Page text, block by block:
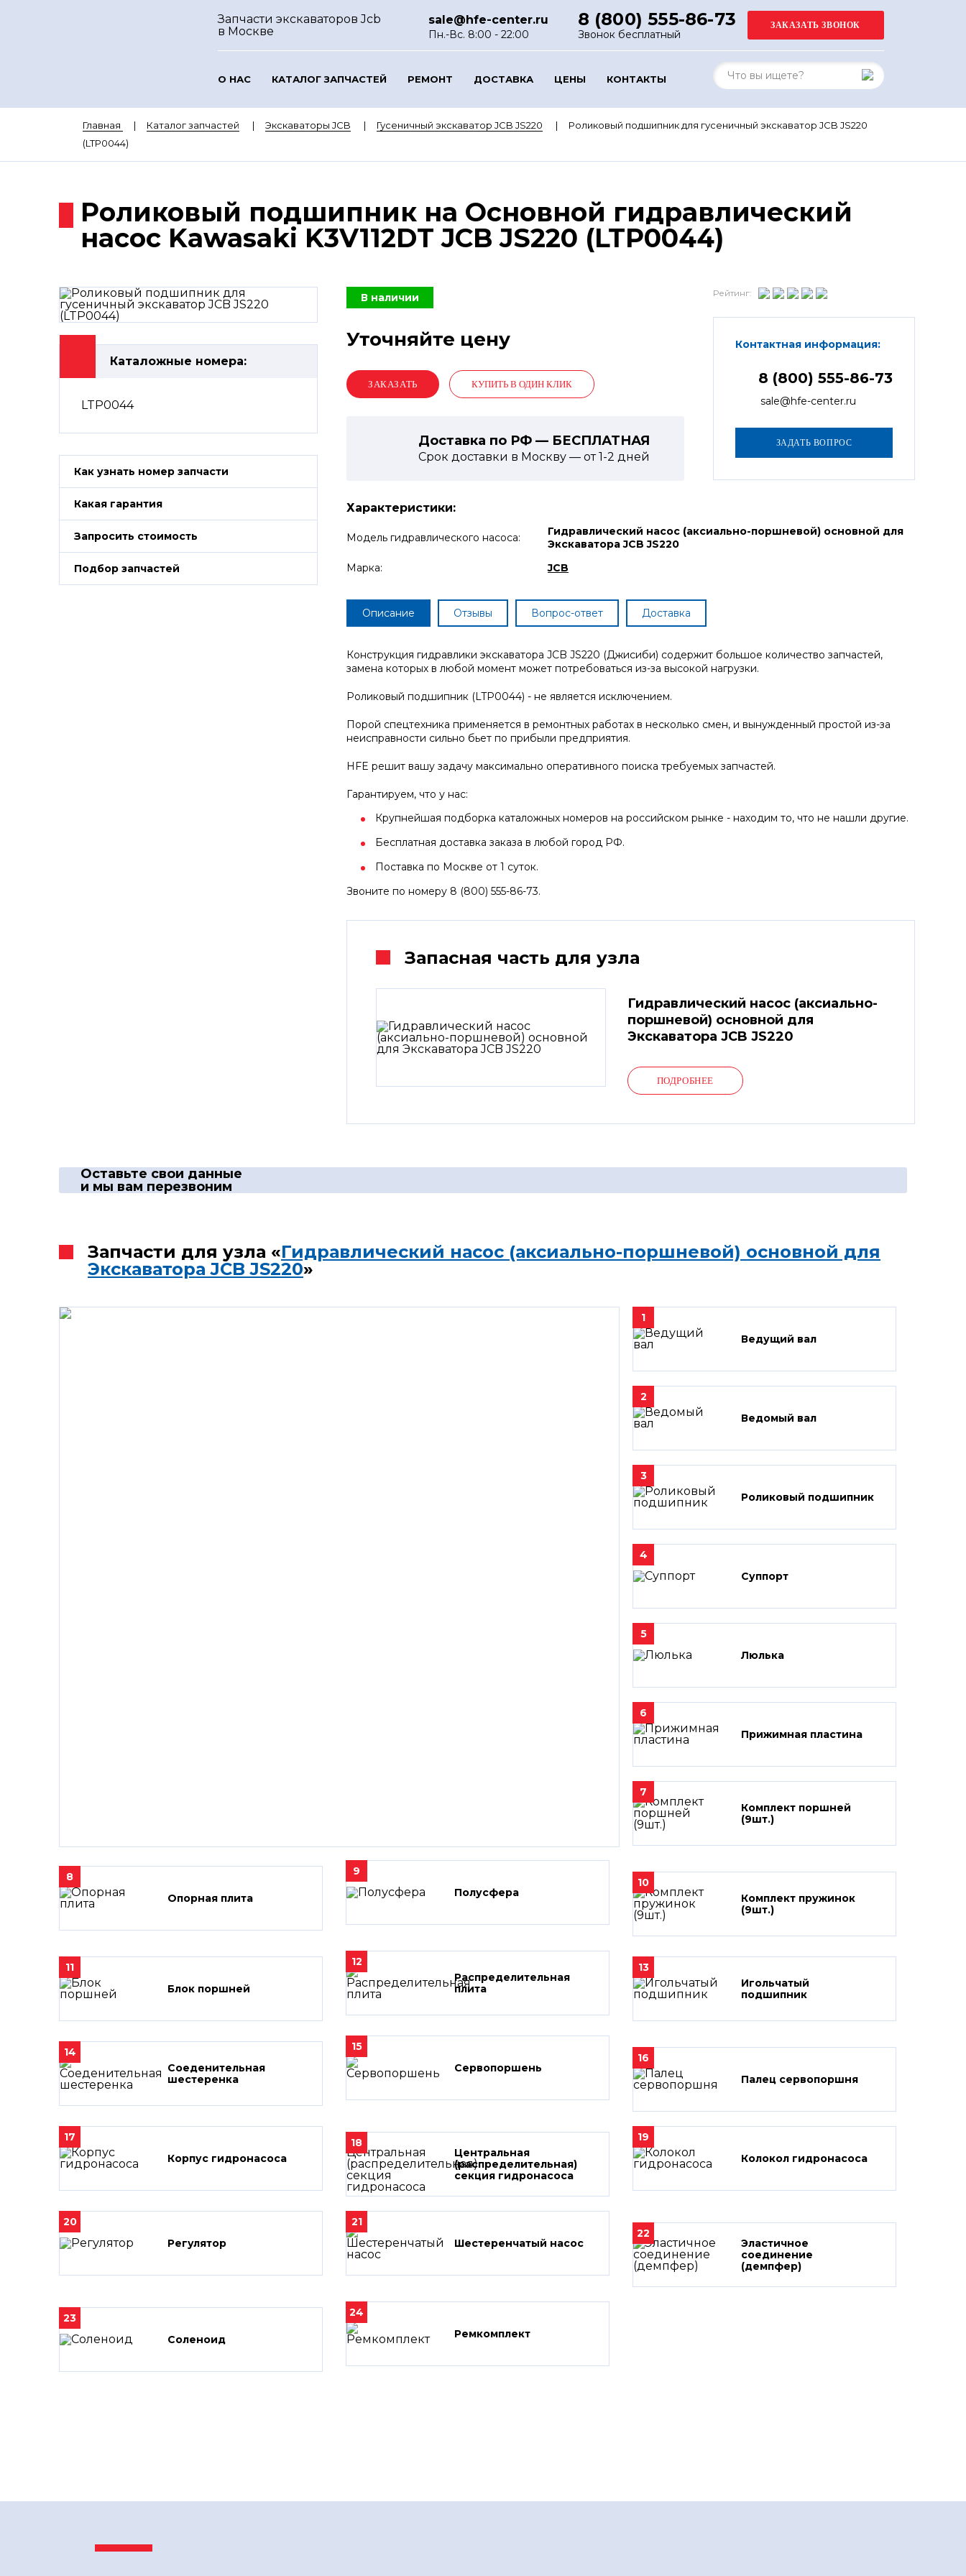
Запчасти экскаваторов Jcb
в Москве
sale@hfe-center.ru
Пн.-Вс. 8:00 - 22:00
8 (800) 555-86-73
Звонок бесплатный
О НАС КАТАЛОГ ЗАПЧАСТЕЙ РЕМОНТ ДОСТАВКА ЦЕНЫ КОНТАКТЫ
Главная Каталог запчастей Экскаваторы JCB Гусеничный экскаватор JCB JS220
Роликовый подшипник для гусеничный экскаватор JCB JS220
(LTP0044)
Роликовый подшипник на Основной гидравлический
насос Kawasaki K3V112DT JCB JS220 (LTP0044)
Каталожные номера:
LTP0044
Как узнать номер запчасти
Какая гарантия
Запросить стоимость
Подбор запчастей
В наличии
Уточняйте цену
КУПИТЬ В ОДИН КЛИК
Доставка по РФ — БЕСПЛАТНАЯ
Срок доставки в Москву — от1-2 дней
Рейтинг:
Контактная информация:
8 (800) 555-86-73
sale@hfe-center.ru
Характеристики:
Модель гидравлического насоса:
Гидравлический насос (аксиально-поршневой) основной для
Экскаватора JCB JS220
Марка:
JCB
Описание Отзывы Вопрос-ответ Доставка
Конструкция гидравлики экскаватора JCB JS220 (Джисиби) содержит большое количество запчастей,
замена которых в любой момент может потребоваться из-за высокой нагрузки.
Роликовый подшипник (LTP0044) - не является исключением.
Порой спецтехника применяется в ремонтных работах в несколько смен, и вынужденный простой из-за
неисправности сильно бьет по прибыли предприятия.
HFE решит вашу задачу максимально оперативного поиска требуемых запчастей.
Гарантируем, что у нас:
Крупнейшая подборка каталожных номеров на российском рынке - находим то, что не нашли другие.
Бесплатная доставка заказа в любой город РФ.
Поставка по Москве от 1 суток.
Звоните по номеру 8 (800) 555-86-73.
Запасная часть для узла
Гидравлический насос (аксиально-
поршневой) основной для
Экскаватора JCB JS220
ПОДРОБНЕЕ
Оставьте свои данные
и мы вам перезвоним
Запчасти для узла «Гидравлический насос (аксиально-поршневой) основной для
Экскаватора JCB JS220»
1
Ведущий вал
2
Ведомый вал
3
Роликовый подшипник
4
Суппорт
5
Люлька
6
Прижимная пластина
7
Комплект поршней
(9шт.)
8
Опорная плита
9
Полусфера
10
Комплект пружинок
(9шт.)
11
Блок поршней
12
Распределительная
плита
13
Игольчатый
подшипник
14
Соеденительная
шестеренка
15
Сервопоршень
16
Палец сервопоршня
17
Корпус гидронасоса
18
Центральная
(распределительная)
секция гидронасоса
19
Колокол гидронасоса
20
Регулятор
21
Шестеренчатый насос
22
Эластичное
соединение
(демпфер)
23
Соленоид
24
Ремкомплект